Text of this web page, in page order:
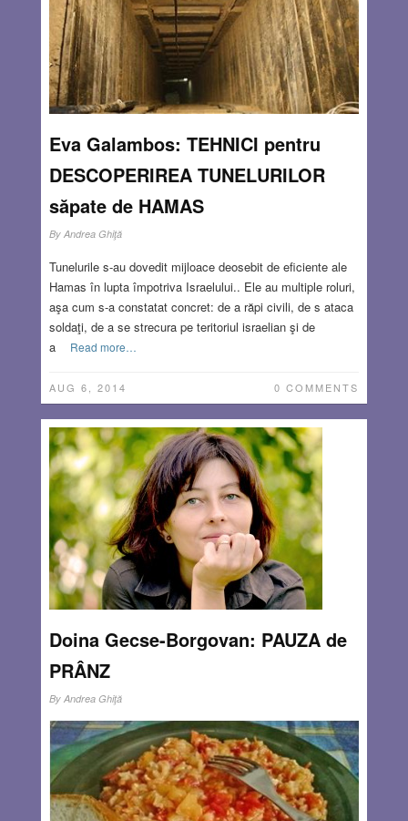
Eva Galambos: TEHNICI pentru
DESCOPERIREA TUNELURILOR
săpate de HAMAS
By Andrea Ghiţă
Tunelurile s-au dovedit mijloace deosebit de eficiente ale
Hamas în lupta împotriva Israelului.. Ele au multiple roluri,
aşa cum s-a constatat concret: de a răpi civili, de s ataca
soldaţi, de a se strecura pe teritoriul israelian şi de
a
Read more…
AUG 6, 2014 0 COMMENTS
Doina Gecse-Borgovan: PAUZA de
PRÂNZ
By Andrea Ghiţă
Suntem în Italia, la Cuneo, capitala provinciei cu același
nume, un mic orășel universitar la poalele Alpilor Maritimi.
Se apropie de trei și jumătate și dintr-o dată străzile se
umplu de oameni. Și când spun ”dintr-o dată” nu folosesc
o
Read more…